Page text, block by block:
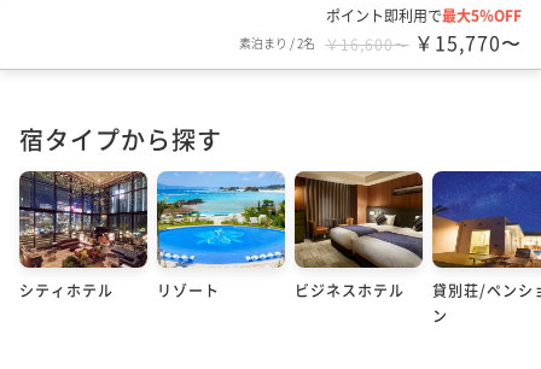
ポイント即利用で最大5％OFF
素泊まり /2名 ￥16,600〜 ￥15,770〜
宿タイプから探す
シティホテル リゾート ビジネスホテル
貸別荘/ペンシ
ン